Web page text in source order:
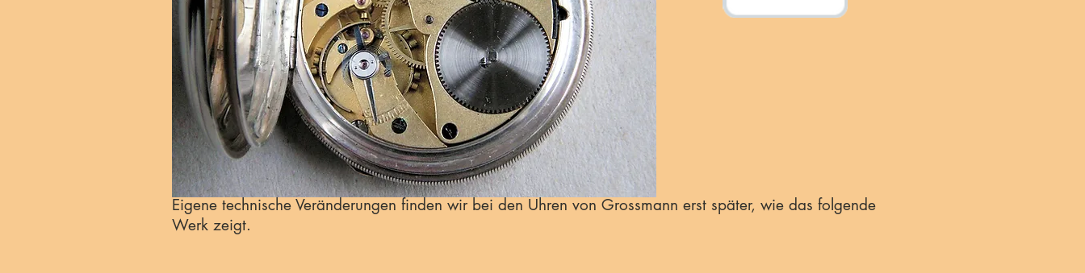
Eigene technische Veränderungen finden wir bei den Uhren von Grossmann erst später, wie das folgende
Werk zeigt.